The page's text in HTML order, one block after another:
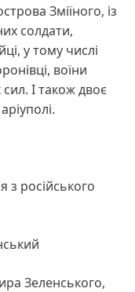
Зміїного, із
солдати,
у тому числі
воїни
І також двоє
з російського
Зеленського,